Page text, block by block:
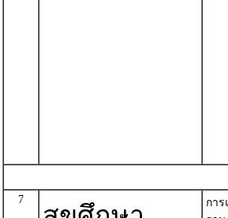
7
กา